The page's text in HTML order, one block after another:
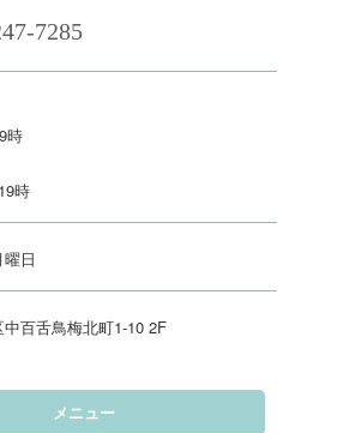
7285
時
時
日
百舌鳥梅北町1-10 2F
メニュー